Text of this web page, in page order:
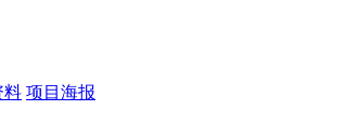
料 项目海报